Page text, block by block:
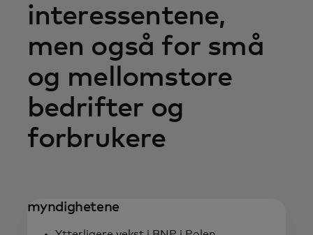
interessentene,
men også for små
og mellomstore
bedrifter og
forbrukere
myndighetene